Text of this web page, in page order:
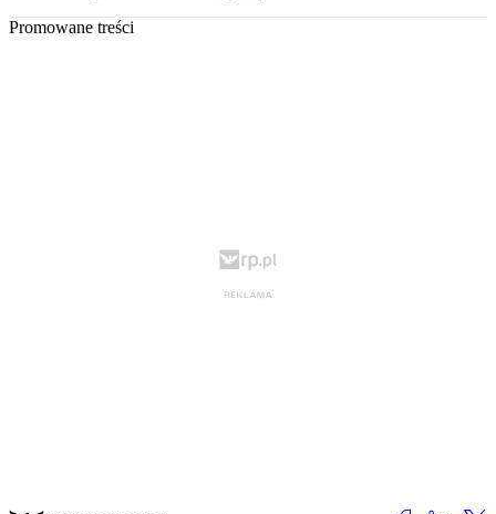
Promowane treści